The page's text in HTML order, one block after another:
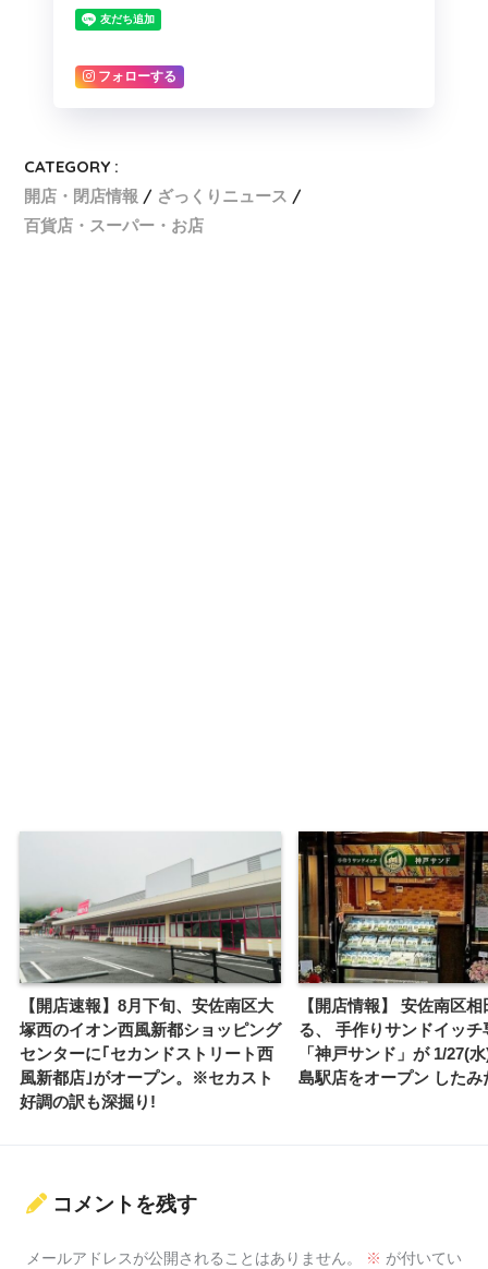
フォローする
CATEGORY :
開店・閉店情報
ざっくりニュース
百貨店・スーパー・お店
【開店速報】8月下旬、安佐南区大
塚西のイオン西風新都ショッピング
センターに｢セカンドストリート西
風新都店｣がオープン。※セカスト
好調の訳も深掘り!
【開店情報】 安佐南区
る、 手作りサンドイッチ
「神戸サンド」が 1/27(
島駅店をオープン したみ
コメントを残す
メールアドレスが公開されることはありません。 ※ が付いてい